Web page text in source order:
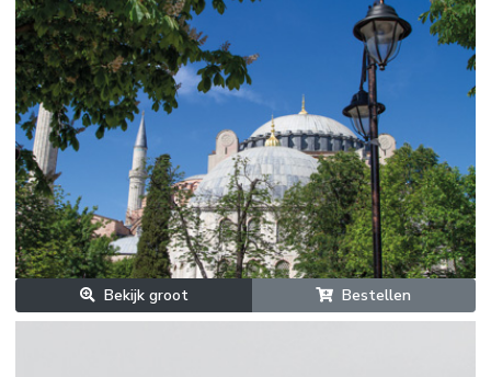
Bekijk groot Bestellen